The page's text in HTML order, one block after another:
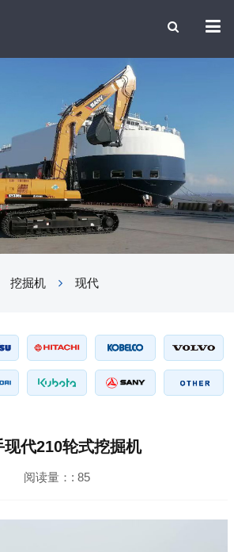
挖掘机 现代
现代210轮式挖掘机
阅读量：: 85